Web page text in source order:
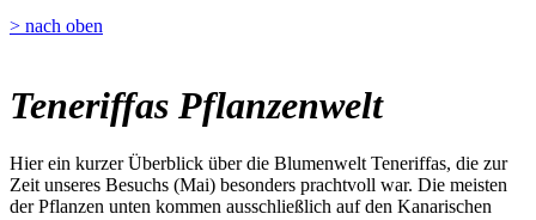
> nach oben
Teneriffas Pflanzenwelt
Hier ein kurzer Überblick über die Blumenwelt Teneriffas, die zur
Zeit unseres Besuchs (Mai) besonders prachtvoll war. Die meisten
der Pflanzen unten kommen ausschließlich auf den Kanarischen